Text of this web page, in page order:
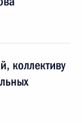
коллективу